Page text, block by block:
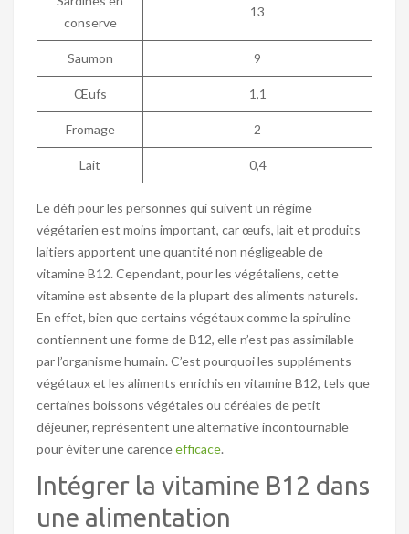
conserve
13
Saumon 9
Œufs 1,1
Fromage 2
Lait 0,4
Le défi pour les personnes qui suivent un régime
végétarien est moins important, car œufs, lait et produits
laitiers apportent une quantité non négligeable de
vitamine B12. Cependant, pour les végétaliens, cette
vitamine est absente de la plupart des aliments naturels.
En effet, bien que certains végétaux comme la spiruline
contiennent une forme de B12, elle n’est pas assimilable
par l’organisme humain. C’est pourquoi les suppléments
végétaux et les aliments enrichis en vitamine B12, tels que
certaines boissons végétales ou céréales de petit
déjeuner, représentent une alternative incontournable
pour éviter une carenceefficace.
Intégrer la vitamine B12 dans
une alimentation